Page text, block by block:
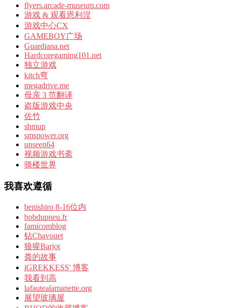
flyers.arcade-museum.com
游戏 & 观看恩利涅
游戏中心CX
GAMEBOY广场
Guardiana.net
Hardcoregaming101.net
独立游戏
kitch弯
megadrive.me
母亲 3 范翻译
盗版游戏中央
佐竹
shmup
smspower.org
unseen64
视频游戏书斋
骑楼世界
我喜欢遵循
benishiro 8-16位内
bobdupneu.fr
famicomblog
钻Chavouet
狼獾Barjot
粪的故事
iGREKKESS' 博客
我看到高
lafautealamanette.org
展望玻璃屋